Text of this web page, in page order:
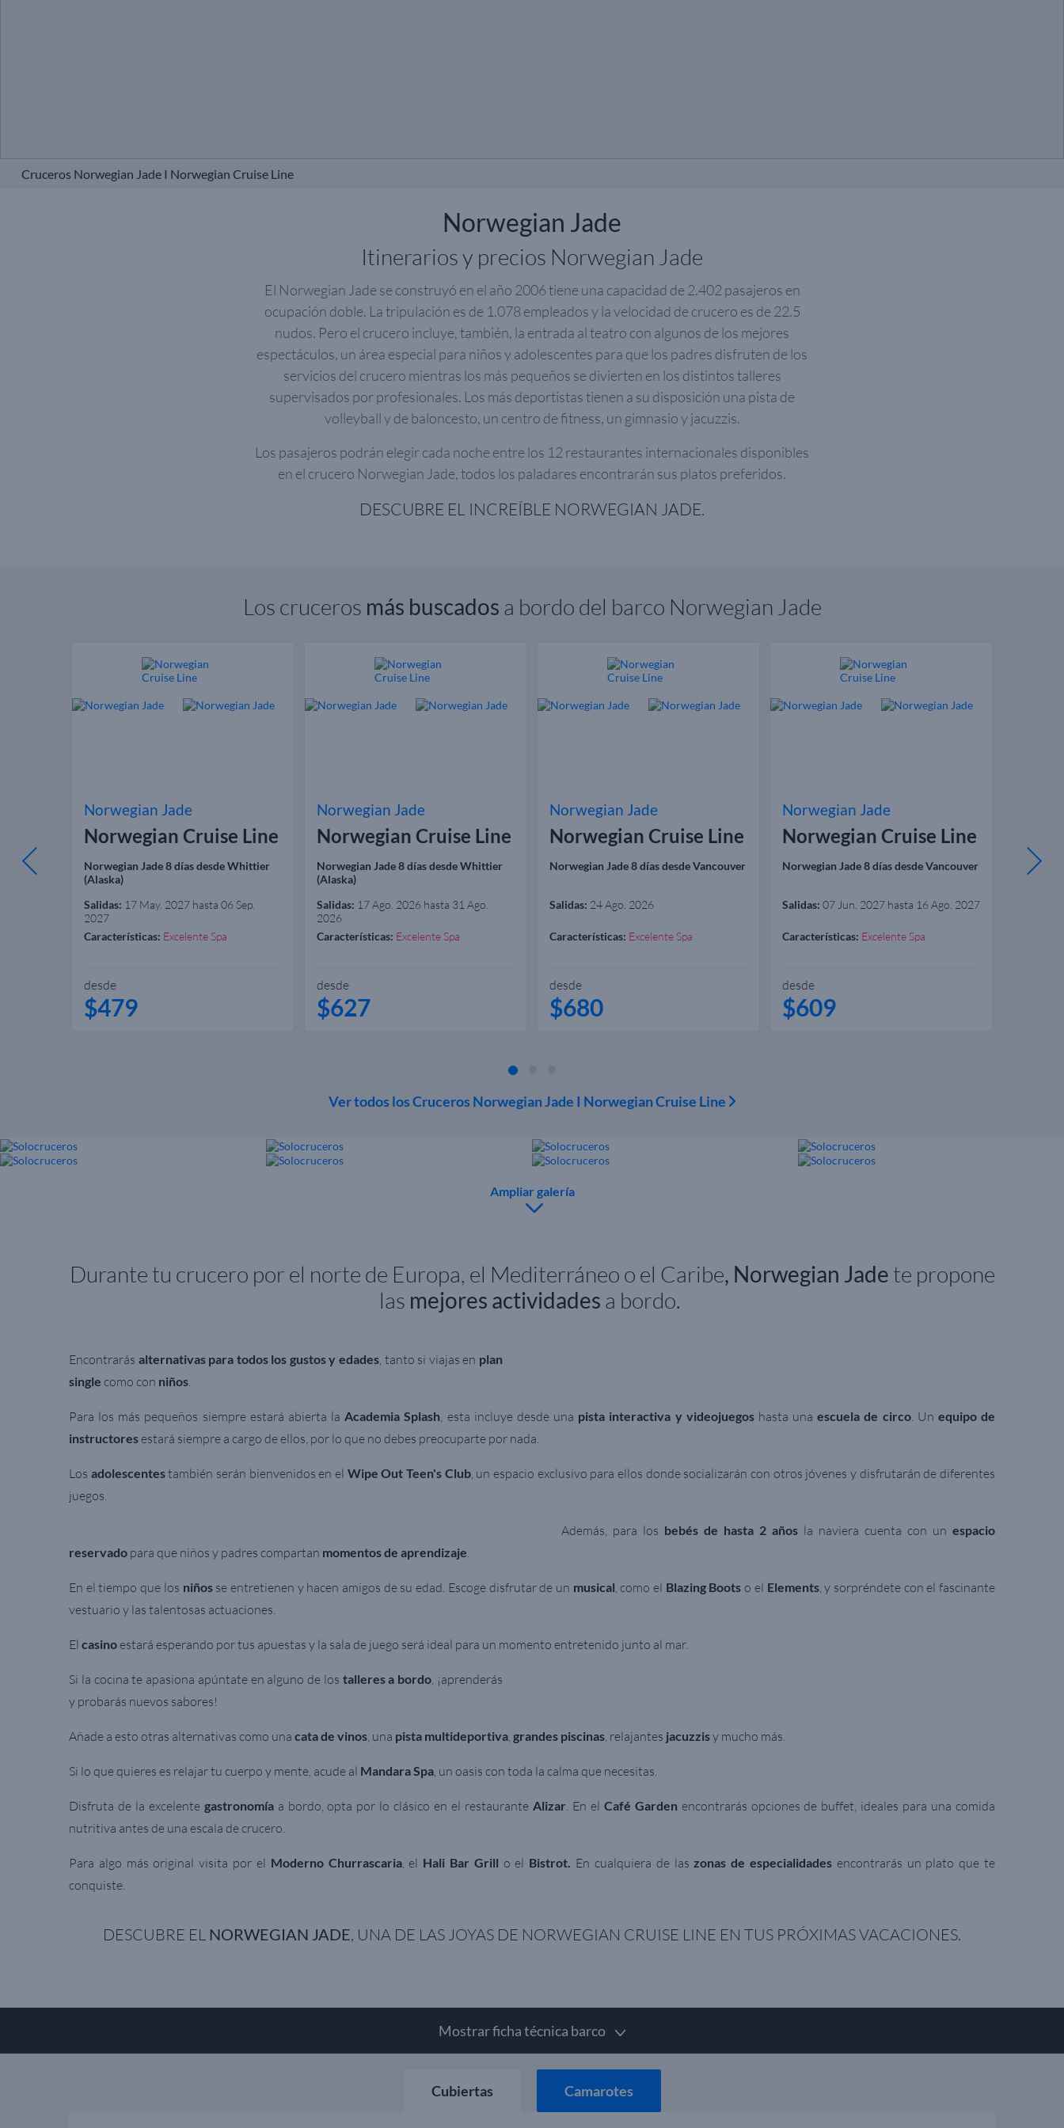
Cruceros Norwegian Jade I Norwegian Cruise Line
Norwegian Jade
Itinerarios y precios Norwegian Jade
El Norwegian Jade se construyó en el año 2006 tiene una capacidad de 2.402 pasajeros en
ocupación doble. La tripulación es de 1.078 empleados y la velocidad de crucero es de 22.5
nudos. Pero el crucero incluye, también, la entrada al teatro con algunos de los mejores
espectáculos, un área especial para niños y adolescentes para que los padres disfruten de los
servicios del crucero mientras los más pequeños se divierten en los distintos talleres
supervisados por profesionales. Los más deportistas tienen a su disposición una pista de
volleyball y de baloncesto, un centro de fitness, un gimnasio y jacuzzis.
Los pasajeros podrán elegir cada noche entre los 12 restaurantes internacionales disponibles
en el crucero Norwegian Jade, todos los paladares encontrarán sus platos preferidos.
DESCUBRE EL INCREÍBLE NORWEGIAN JADE.
Los cruceros más buscados a bordo del barco Norwegian Jade
Norwegian Jade
Norwegian Cruise Line
Norwegian Jade 8 días desde Whittier
(Alaska)
Salidas: 17 May. 2027 hasta 06 Sep.
2027
Características: Excelente Spa
desde
$479
Norwegian Jade
Norwegian Cruise Line
Norwegian Jade 8 días desde Whittier
(Alaska)
Salidas: 17 Ago. 2026 hasta 31 Ago.
2026
Características: Excelente Spa
desde
$627
Norwegian Jade
Norwegian Cruise Line
Norwegian Jade 8 días desde Vancouver
Salidas: 24 Ago. 2026
Características: Excelente Spa
desde
$680
Norwegian Jade
Norwegian Cruise Line
Norwegian Jade 8 días desde Vancouver
Salidas: 07 Jun. 2027 hasta 16 Ago. 2027
Características: Excelente Spa
desde
$609
Ver todos los Cruceros Norwegian Jade I Norwegian Cruise Line
Ampliar galería
Durante tu crucero por el norte de Europa, el Mediterráneo o el Caribe, Norwegian Jade te propone
las mejores actividades a bordo.
Encontrarás alternativas para todos los gustos y edades, tanto si viajas en plan
single como con niños.
Para los más pequeños siempre estará abierta laAcademia Splash, esta incluye desde una pista interactiva y videojuegoshasta unaescuela de circo. Un equipo de
instructoresestará siempre a cargo de ellos, por lo que no debes preocuparte por nada.
Los adolescentestambién serán bienvenidos en el Wipe Out Teen's Club, un espacio exclusivo para ellos donde socializarán con otros jóvenes y disfrutarán de diferentes
juegos.
Además, para los bebés de hasta 2 años la naviera cuenta con un espacio
reservado para que niños y padres compartan momentos de aprendizaje.
En el tiempo que los niños se entretienen y hacen amigos de su edad. Escoge disfrutar de un musical, como el Blazing Boots o el Elements, y sorpréndete con el fascinante
vestuario y las talentosas actuaciones.
El casinoestará esperando por tus apuestas y la sala de juego será ideal para un momento entretenido junto al mar.
Si la cocina te apasiona apúntate en alguno de los talleres a bordo, ¡aprenderás
y probarás nuevos sabores!
Añade a esto otras alternativas como una cata de vinos, una pista multideportiva, grandes piscinas, relajantes jacuzzisy mucho más.
Si lo que quieres es relajar tu cuerpo y mente, acude al Mandara Spa, un oasis con toda la calma que necesitas.
Disfruta de la excelente gastronomíaa bordo, opta por lo clásico en el restaurante Alizar. En el Café Garden encontrarás opciones de buffet, ideales para una comida
nutritiva antes de una escala de crucero.
Para algo más original visita por el Moderno Churrascaria, el Hali Bar Grill o el Bistrot. En cualquiera de laszonas de especialidades encontrarás un plato que te
conquiste.
DESCUBRE EL NORWEGIAN JADE, UNA DE LAS JOYAS DE NORWEGIAN CRUISE LINE EN TUS PRÓXIMAS VACACIONES.
Mostrar ficha técnica barco
Cubiertas Camarotes